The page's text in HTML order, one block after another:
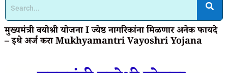
मुख्यमंत्री वयोश्री योजना I ज्येष्ठ नागरिकांना मिळणार अनेक फायदे
– इथे अर्ज करा Mukhyamantri Vayoshri Yojana